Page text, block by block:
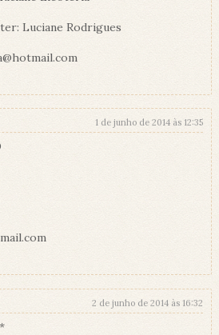
Luciane Rodrigues
1 de junho de 2014 às 12:35
2 de junho de 2014 às 16:32